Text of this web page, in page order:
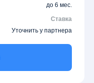
до 6 мес.
Ставка
Уточнить у партнера